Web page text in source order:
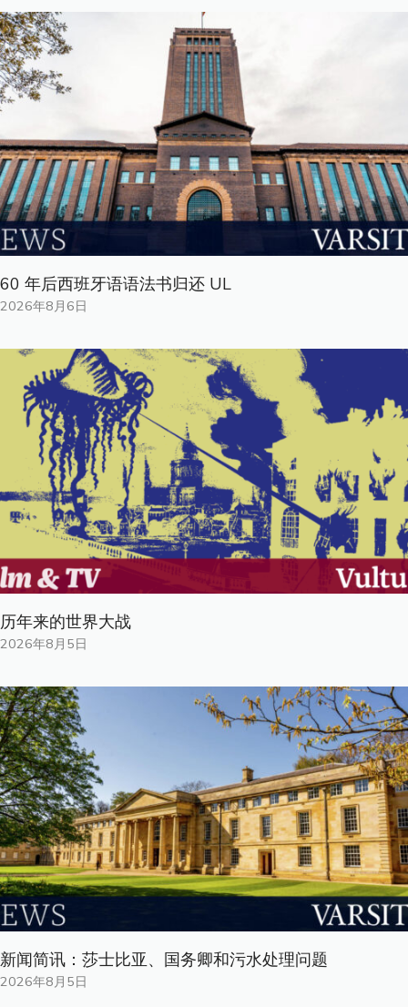
60 年后西班牙语语法书归还 UL
2026年8月6日
历年来的世界大战
2026年8月5日
新闻简讯：莎士比亚、国务卿和污水处理问题
2026年8月5日